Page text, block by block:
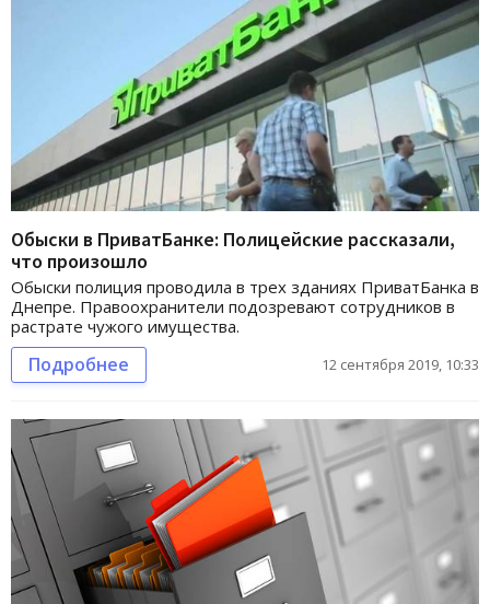
Обыски в ПриватБанке: Полицейские рассказали,
что произошло
Обыски полиция проводила в трех зданиях ПриватБанка в
Днепре. Правоохранители подозревают сотрудников в
растрате чужого имущества.
Подробнее 12 сентября 2019, 10:33